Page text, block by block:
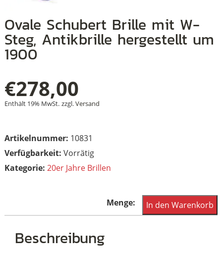
Ovale Schubert Brille mit W-
Steg, Antikbrille hergestellt um
1900
€278,00
Enthält 19% MwSt. zzgl.Versand
Artikelnummer: 10831
Vorrätig
Kategorie: 20er Jahre Brillen
Ovale
Schubert
In den Warenkorb
Beschreibung
+
+